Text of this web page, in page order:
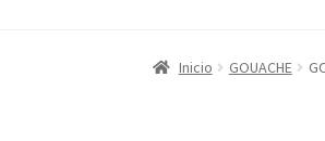
Inicio Carrito Finalizar
Inicio GOUACHE